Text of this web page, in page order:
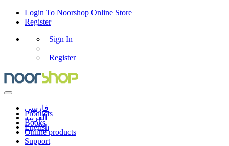
Login To Noorshop Online Store
Register
Sign In
Register
فارسی
العربیه
English
Products
Books
Online products
Support